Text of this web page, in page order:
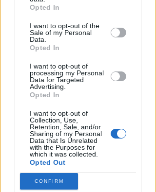
by us to third parties on the IAB’s List of
Downstream Participants that may
further disclose it to other third parties.
Opted In
I want to opt-out of the
Sale of my Personal
Data.
Opted In
I want to opt-out of
processing my Personal
Data for Targeted
Advertising.
Opted In
I want to opt-out of
Collection, Use,
Retention, Sale, and/or
Sharing of my Personal
Data that Is Unrelated
with the Purposes for
which it was collected.
Opted Out
CONFIRM
Dole Rimini, gli impegni della
preseason
Icaro Sport